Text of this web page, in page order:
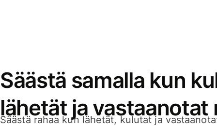
Säästä samalla kun
lähetät ja vastaanotat
Säästä rahaa kun lähetät, kulutat ja